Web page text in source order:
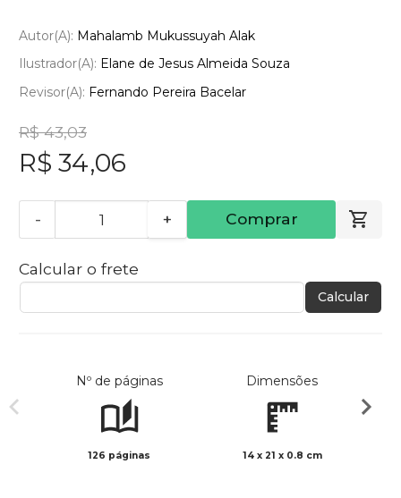
Autor(a): Mahalamb Mukussuyah Alak
Ilustrador(a): Elane de Jesus Almeida Souza
Revisor(a): Fernando Pereira Bacelar
R$ 43,03
R$ 34,06
- + Comprar
Calcular o frete
Calcular
Nº de páginas
126 páginas
Dimensões
14 x 21 x 0.8 cm